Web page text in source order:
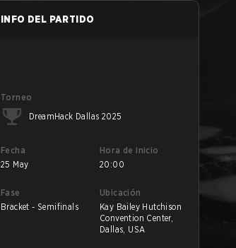
INFO DEL PARTIDO
Torneo
DreamHack Dallas 2025
Fecha
25 May
Hora de inicio
20:00
Fase
Bracket - Semifinals
Ubicación
Kay Bailey Hutchison
Convention Center,
Dallas, USA